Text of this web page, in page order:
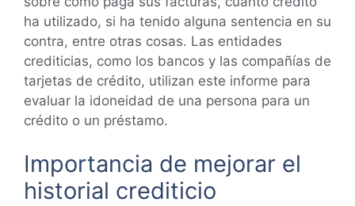
ha utilizado, si ha tenido alguna sentencia en su
contra, entre otras cosas. Las entidades
crediticias, como los bancos y las compañías de
tarjetas de crédito, utilizan este informe para
evaluar la idoneidad de una persona para un
crédito o un préstamo.
Importancia de mejorar el
historial crediticio